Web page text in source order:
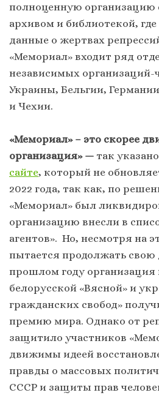
полноценную
архивом и библиотекой,
данные о жертвах
«Мемориал» входит ряд
независимых организаций-
Украины, Бельгии,
и Чехии.
«Мемориал» – это скорее
организация» — так
сайте, который не
2022 года, так как, по
«Мемориал» был
организацию внесли в
агентов». Но, несмотря на
пытается продолжать свою
прошлом году организация
белорусской «Вясной» и
гражданских свобод»
премию мира. Однако от
защитило участников
движимы идеей
правды о массовых
СССР и защиты прав